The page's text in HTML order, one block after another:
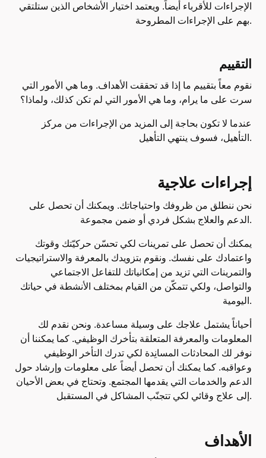
الإجراءات للأقرباء أيضاً. ويعتمد اختيار الأشخاص الذين ستلتقي
بهم على الإجراءات المطروحة.
التقييم
نقوم معاً بتقييم ما إذا قد تحققت الأهداف. وما هي الأمور التي
سرت على ما يرام، وما هي الأمور التي لم تكن كذلك، ولماذا؟
عندما لا تكون بحاجة إلى المزيد من الإجراءات من مركز
التأهيل، فسوف ينتهي التأهيل.
إجراءات علاجية
نحن ننطلق من ظروفك واحتياجاتك. ويمكنك أن تحصل على
الدعم والعلاج بشكل فردي أو ضمن مجموعة.
يمكنك أن تحصل على تمرينات لكي تحسّن حركيّتك وقوتك
واعتمادك على نفسك. ونقوم بتزويدك بالمعرفة والاستراتيجيات
والتمرينات التي تزيد من إمكانياتك للتفاعل الاجتماعي
والتواصل، ولكي تتمكّن من القيام بمختلف الأنشطة في حياتك
اليومية.
أحياناً يشتمل علاجك على وسيلة مساعدة. ونحن نقدم لك
المعلومات والمعرفة المتعلقة بتأخرك الوظيفي. كما يمكننا أن
نوفر لك المحادثات المسانِدة لكي تدرك التأخر الوظيفي
وعواقبه. كما يمكنك أن تحصل أيضاً على معلومات وإرشاد حول
الدعم والخدمات التي يقدمها المجتمع. وتحتاج في بعض الأحيان
إلى علاج وقائي لكي تتجنّب المشاكل في المستقبل.
الأهداف